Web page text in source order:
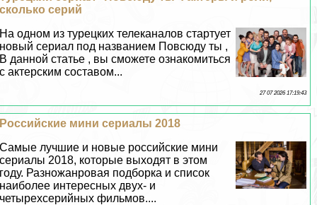
сколько серий
На одном из турецких телеканалов стартует
новый сериал под названием Повсюду ты ,
В данной статье , вы сможете ознакомиться
с актерским составом...
27 07 2026 17:19:43
Российские мини сериалы 2018
Самые лучшие и новые российские мини
сериалы 2018, которые выходят в этом
году. Разножанровая подборка и список
наиболее интересных двух- и
четырехсерийных фильмов....